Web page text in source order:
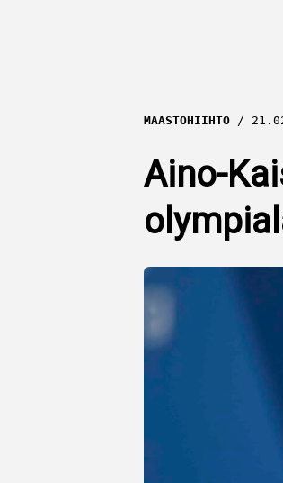
MAASTOHIIHTO
Aino-